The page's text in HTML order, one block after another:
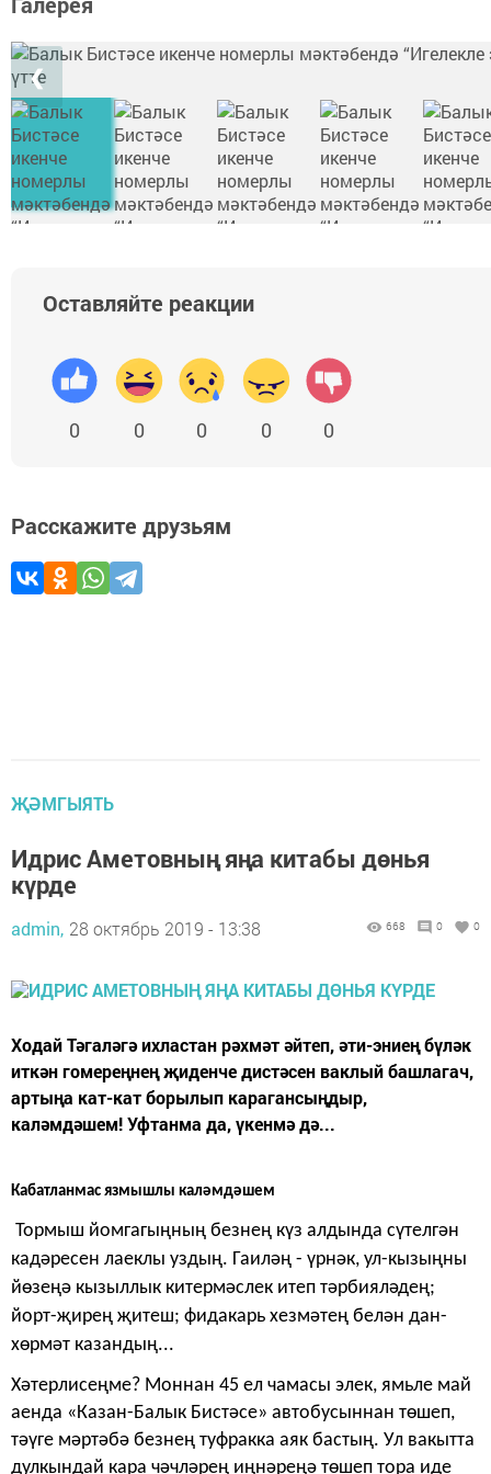
❮
Оставляйте реакции
0 0 0 0 0
Расскажите друзьям
ҖӘМГЫЯТЬ
Идрис Аметовның яңа китабы дөнья
күрде
admin, 28 октябрь 2019 - 13:38 668 0 0
Ходай Тәгаләгә ихластан рәхмәт әйтеп, әти-эниең бүләк
иткән гомереңнең җиденче дистәсен ваклый башлагач,
артыңа кат-кат бо­рылып карагансыңдыр,
каләмдәшем! Уфтанма да, үкенмә дә...
Кабатланмас язмышлы каләмдәшем
Тор­мыш йомгагыңның безнең күз алдында сүтелгән
кадәресен лаеклы уздың. Гаиләң - үрнәк, ул-кызыңны
йөзеңә кызыллык китермәслек итеп тәрбияләдең;
йорт-җирең җитеш; фидакарь хезмәтең белән дан-
хөрмәт казандың...
Хәтерлисеңме? Моннан 45 ел чамасы элек, ямьле май
аен­да «Казан-Балык Бистәсе» автобусыннан төшеп,
тәүге мәртәбә безнең туфракка аяк бастың. Ул вакытта
дулкындай кара чәчләрең иңнәреңә төшеп тора иде